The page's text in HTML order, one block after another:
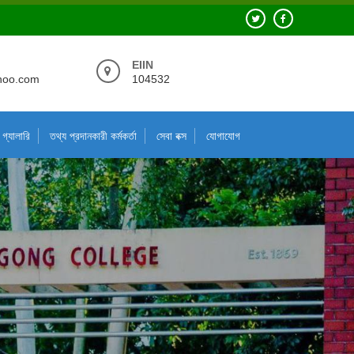
EIIN
104532
গ্যালারি তথ্য প্রদানকারী কর্মকর্তা সেবা বক্স যোগাযোগ